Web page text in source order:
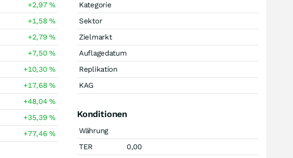
+2,97%
+1,58%
+2,79%
+7,50%
+10,30%
+17,68%
+48,04%
+35,39%
+77,46%
Kategorie
Sektor
Zielmarkt
Auflagedatum
Replikation
KAG
Konditionen
Währung
TER
0,00